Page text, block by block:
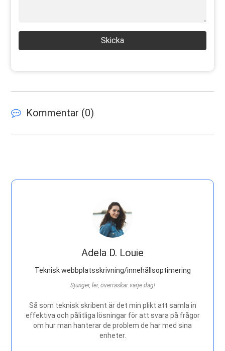
Skicka
Kommentar (0)
Adela D. Louie
Teknisk webbplatsskrivning/innehållsoptimering
Sjunger, ler, överraskar varje dag!
Så som teknisk skribent är det min plikt att samla in
effektiva och pålitliga lösningar för att svara på frågor
om hur man hanterar de problem de har med sina
enheter.